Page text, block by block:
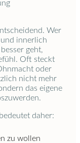
Wer
innerlich
geht,
Oft steckt
oder
nicht mehr
das eigene
daher:
zu wollen